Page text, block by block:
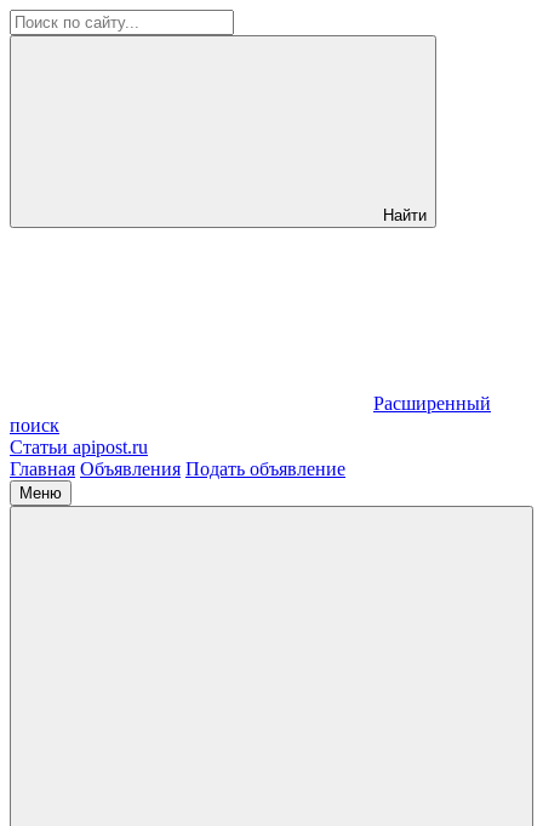
Найти
Расширенный
поиск
Статьи apipost.ru
Главная Объявления Подать объявление
Меню